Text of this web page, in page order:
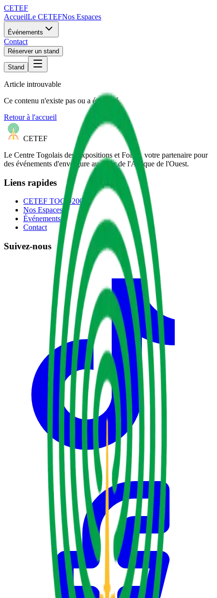
CETEF
AccueilLe CETEFNos Espaces
Événements
Contact
Réserver un stand
Stand
Article introuvable
Ce contenu n'existe pas ou a été retiré.
Retour à l'accueil
CETEF
Le Centre Togolais des Expositions et Foires, votre partenaire pour
des événements d'envergure au cœur de l'Afrique de l'Ouest.
Liens rapides
CETEF TOGO2000
Nos Espaces
Événements
Contact
Suivez-nous